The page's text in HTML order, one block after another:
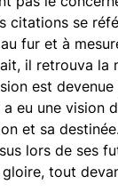
citations se
fur et à
il retrouva la
est
a eu une vision
et sa
lors de ses
tout